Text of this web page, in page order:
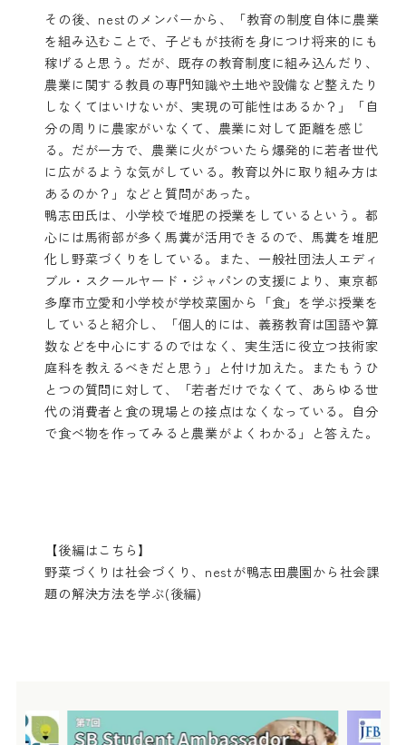
その後、nestのメンバーから、「教育の制度自体に農業
を組み込むことで、子どもが技術を身につけ将来的にも
稼げると思う。だが、既存の教育制度に組み込んだり、
農業に関する教員の専門知識や土地や設備など整えたり
しなくてはいけないが、実現の可能性はあるか？」「自
分の周りに農家がいなくて、農業に対して距離を感じ
る。だが一方で、農業に火がついたら爆発的に若者世代
に広がるような気がしている。教育以外に取り組み方は
あるのか？」などと質問があった。
鴨志田氏は、小学校で堆肥の授業をしているという。都
心には馬術部が多く馬糞が活用できるので、馬糞を堆肥
化し野菜づくりをしている。また、一般社団法人エディ
ブル・スクールヤード・ジャパンの支援により、東京都
多摩市立愛和小学校が学校菜園から「食」を学ぶ授業を
していると紹介し、「個人的には、義務教育は国語や算
数などを中心にするのではなく、実生活に役立つ技術家
庭科を教えるべきだと思う」と付け加えた。またもうひ
とつの質問に対して、「若者だけでなくて、あらゆる世
代の消費者と食の現場との接点はなくなっている。自分
で食べ物を作ってみると農業がよくわかる」と答えた。
【後編はこちら】
野菜づくりは社会づくり、nestが鴨志田農園から社会課
題の解決方法を学ぶ(後編)